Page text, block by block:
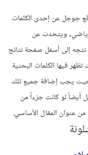
جوجل عن إحدى الكلمات
رياضي, ويتحدث عن
إلى أسفل صفحة نتائج
فيها الكلمات البحثية
حيث يجب إضافة جميع تلك
أيضاً لو كانت جزءاً من
من عنوان المقال الأساسي.